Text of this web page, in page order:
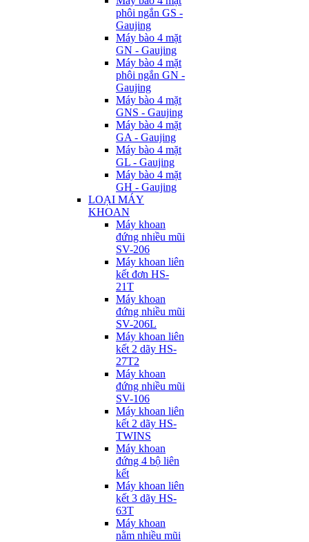
phôi ngắn GS -
Gaujing
Máy bào 4 mặt
GN - Gaujing
Máy bào 4 mặt
phôi ngắn GN -
Gaujing
Máy bào 4 mặt
GNS - Gaujing
Máy bào 4 mặt
GA - Gaujing
Máy bào 4 mặt
GL - Gaujing
Máy bào 4 mặt
GH - Gaujing
LOẠI MÁY
KHOAN
Máy khoan
đứng nhiều mũi
SV-206
Máy khoan liên
kết đơn HS-
21T
Máy khoan
đứng nhiều mũi
SV-206L
Máy khoan liên
kết 2 dãy HS-
27T2
Máy khoan
đứng nhiều mũi
SV-106
Máy khoan liên
kết 2 dãy HS-
TWINS
Máy khoan
đứng 4 bộ liên
kết
Máy khoan liên
kết 3 dãy HS-
63T
Máy khoan
nằm nhiều mũi